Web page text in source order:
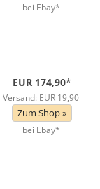
bei Ebay*
EUR 174,90*
Versand: EUR 19,90
Zum Shop »
bei Ebay*